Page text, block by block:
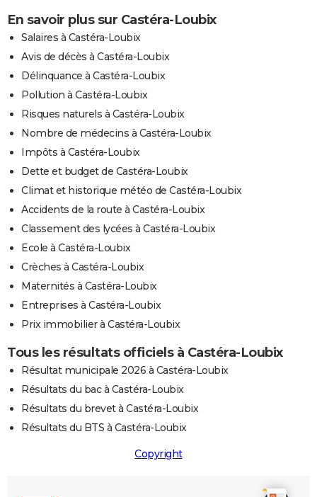
En savoir plus sur Castéra-Loubix
Salaires à Castéra-Loubix
Avis de décès à Castéra-Loubix
Délinquance à Castéra-Loubix
Pollution à Castéra-Loubix
Risques naturels à Castéra-Loubix
Nombre de médecins à Castéra-Loubix
Impôts à Castéra-Loubix
Dette et budget de Castéra-Loubix
Climat et historique météo de Castéra-Loubix
Accidents de la route à Castéra-Loubix
Classement des lycées à Castéra-Loubix
Ecole à Castéra-Loubix
Crèches à Castéra-Loubix
Maternités à Castéra-Loubix
Entreprises à Castéra-Loubix
Prix immobilier à Castéra-Loubix
Tous les résultats officiels à Castéra-Loubix
Résultat municipale 2026 à Castéra-Loubix
Résultats du bac à Castéra-Loubix
Résultats du brevet à Castéra-Loubix
Résultats du BTS à Castéra-Loubix
Copyright